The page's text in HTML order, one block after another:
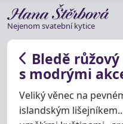
Nejenom svatební kytice
Bledě
s modrými
Veliký věnec na
islandským